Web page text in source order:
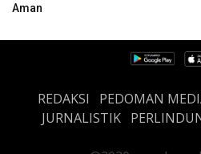
Aman
REDAKSI PEDOMAN
JURNALISTIK